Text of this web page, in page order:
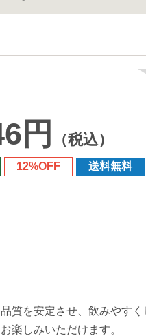
円 （税込）
12%OFF 送料無料
質を安定させ、飲みやす
楽しみいただけます。